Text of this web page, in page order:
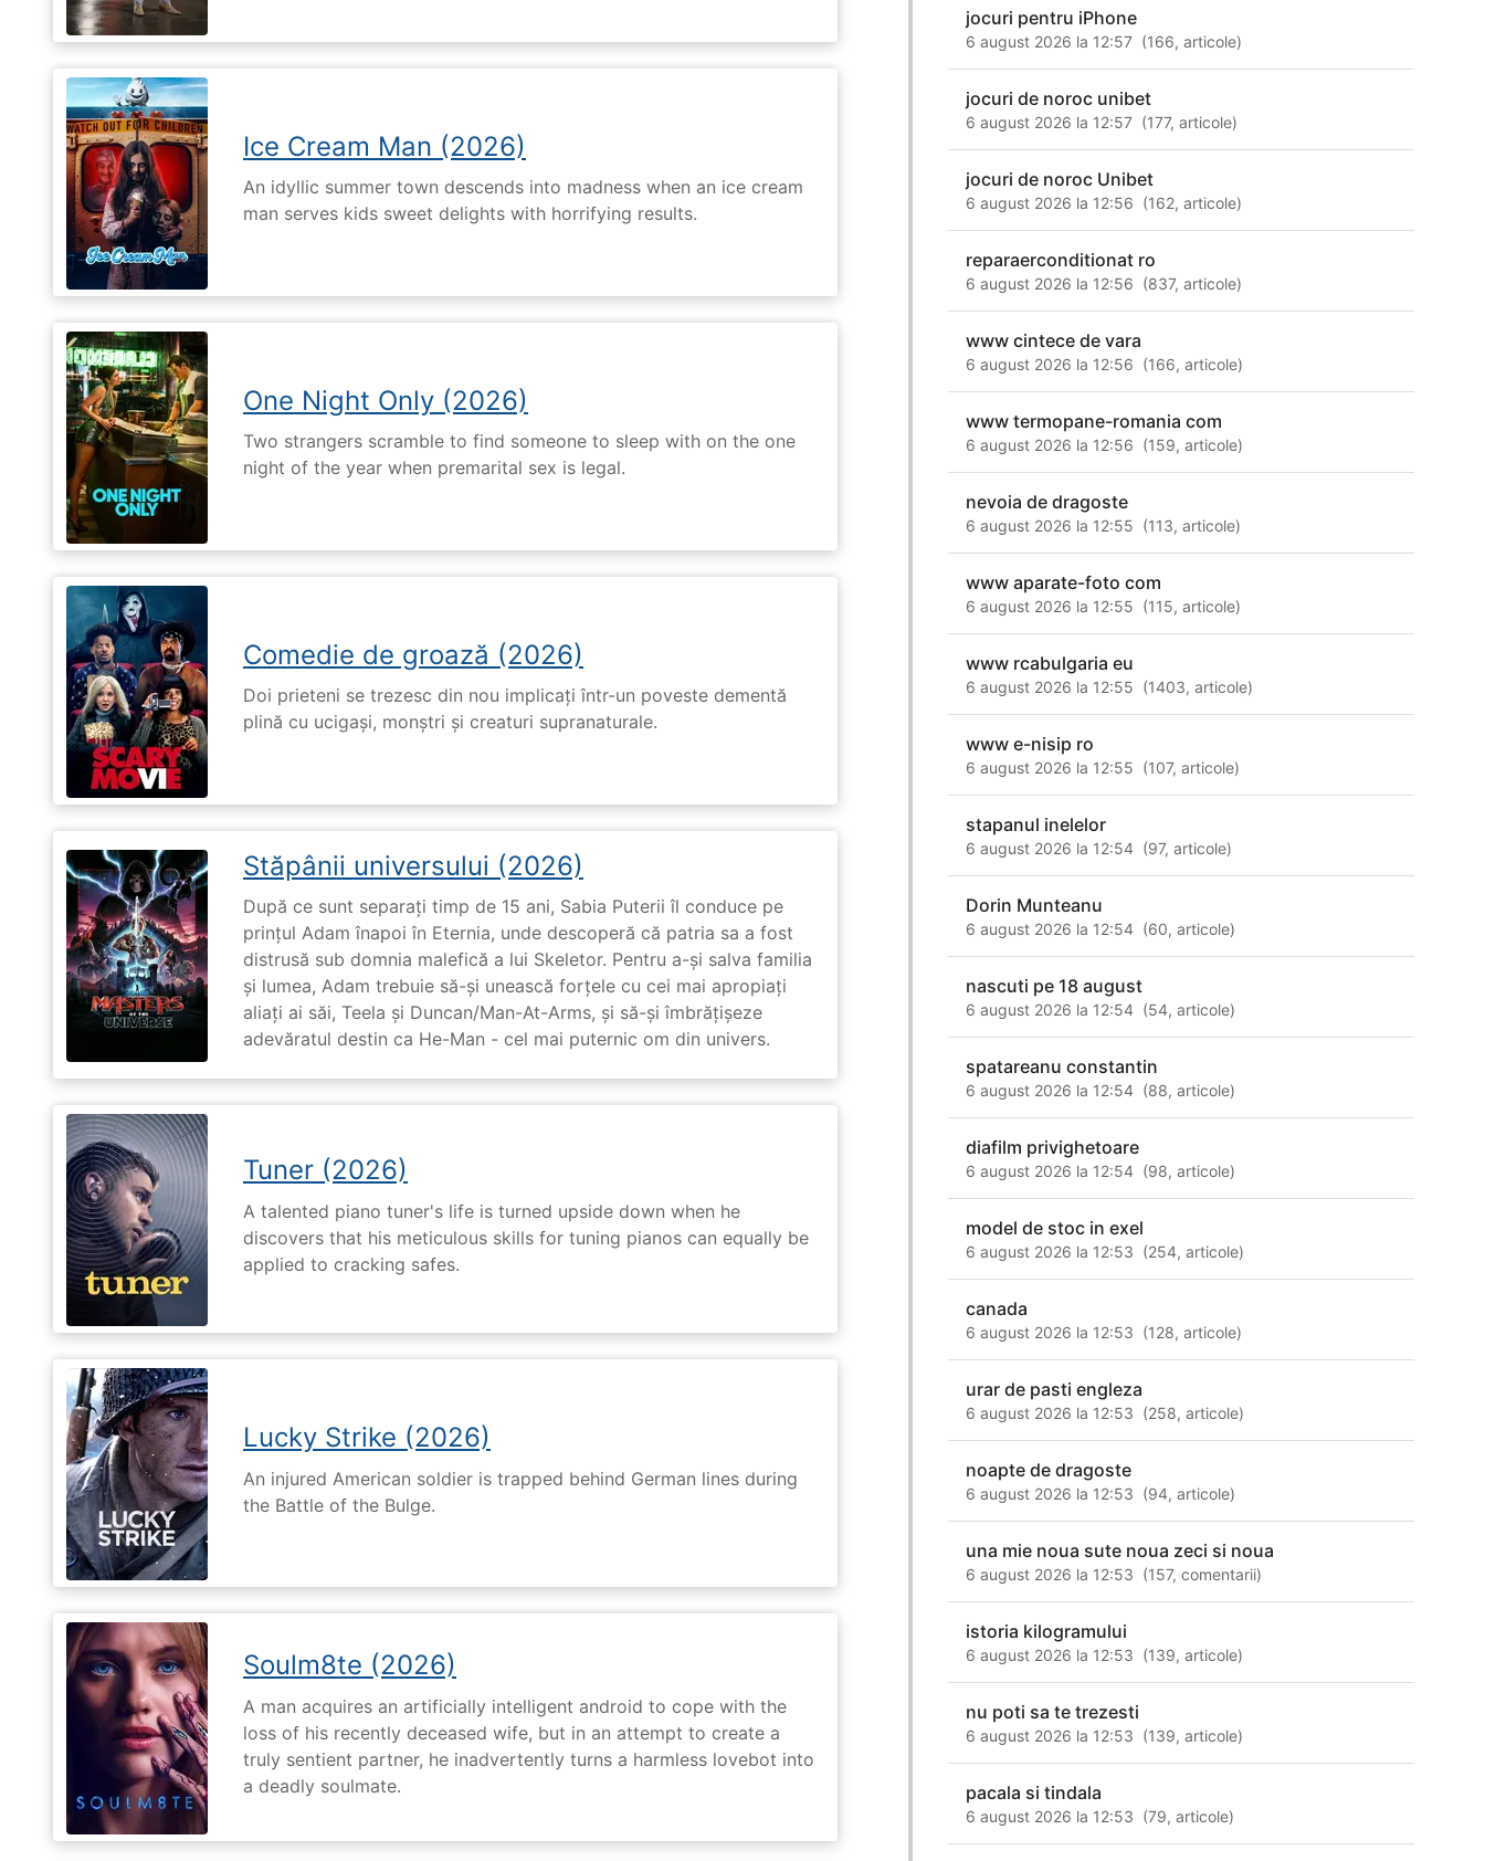
Ice Cream Man (2026)
An idyllic summer town descends into madness when an ice cream
man serves kids sweet delights with horrifying results.
One Night Only (2026)
Two strangers scramble to find someone to sleep with on the one
night of the year when premarital sex is legal.
Comedie de groază (2026)
Doi prieteni se trezesc din nou implicați într-un poveste dementă
plină cu ucigași, monștri și creaturi supranaturale.
Stăpânii universului (2026)
După ce sunt separați timp de 15 ani, Sabia Puterii îl conduce pe
prințul Adam înapoi în Eternia, unde descoperă că patria sa a fost
distrusă sub domnia malefică a lui Skeletor. Pentru a-și salva familia
și lumea, Adam trebuie să-și unească forțele cu cei mai apropiați
aliați ai săi, Teela și Duncan/Man-At-Arms, și să-și îmbrățișeze
adevăratul destin ca He-Man - cel mai puternic om din univers.
Tuner (2026)
A talented piano tuner's life is turned upside down when he
discovers that his meticulous skills for tuning pianos can equally be
applied to cracking safes.
Lucky Strike (2026)
An injured American soldier is trapped behind German lines during
the Battle of the Bulge.
Soulm8te (2026)
A man acquires an artificially intelligent android to cope with the
loss of his recently deceased wife, but in an attempt to create a
truly sentient partner, he inadvertently turns a harmless lovebot into
a deadly soulmate.
jocuri pentru iPhone
6 august 2026 la 12:57 (166,articole)
jocuri de noroc unibet
6 august 2026 la 12:57 (177,articole)
jocuri de noroc Unibet
6 august 2026 la 12:56 (162,articole)
reparaerconditionat ro
6 august 2026 la 12:56 (837,articole)
www cintece de vara
6 august 2026 la 12:56 (166,articole)
www termopane-romania com
6 august 2026 la 12:56 (159,articole)
nevoia de dragoste
6 august 2026 la 12:55 (113,articole)
www aparate-foto com
6 august 2026 la 12:55 (115,articole)
www rcabulgaria eu
6 august 2026 la 12:55 (1403,articole)
www e-nisip ro
6 august 2026 la 12:55 (107,articole)
stapanul inelelor
6 august 2026 la 12:54 (97,articole)
Dorin Munteanu
6 august 2026 la 12:54 (60,articole)
nascuti pe 18 august
6 august 2026 la 12:54 (54,articole)
spatareanu constantin
6 august 2026 la 12:54 (88,articole)
diafilm privighetoare
6 august 2026 la 12:54 (98,articole)
model de stoc in exel
6 august 2026 la 12:53 (254,articole)
canada
6 august 2026 la 12:53 (128,articole)
urar de pasti engleza
6 august 2026 la 12:53 (258,articole)
noapte de dragoste
6 august 2026 la 12:53 (94,articole)
una mie noua sute noua zeci si noua
6 august 2026 la 12:53 (157,comentarii)
istoria kilogramului
6 august 2026 la 12:53 (139,articole)
nu poti sa te trezesti
6 august 2026 la 12:53 (139,articole)
pacala si tindala
6 august 2026 la 12:53 (79,articole)